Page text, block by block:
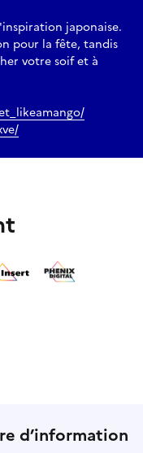
japonaise.
pour la fête, tandis
votre soif et à
d’information